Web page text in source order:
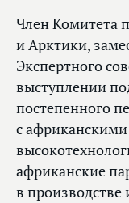
Член Комитета
и Арктики,
Экспертного
выступлении
постепенного
с
африканские
в производстве